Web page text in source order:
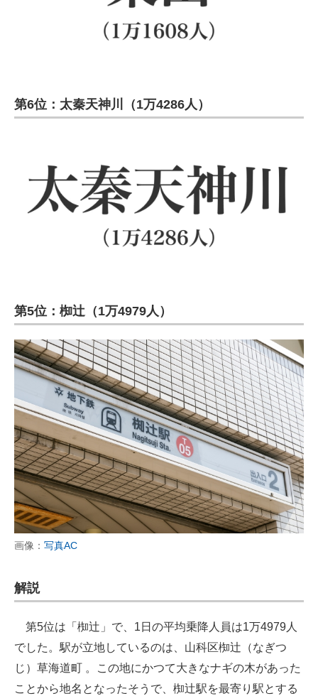
第6位：太秦天神川（1万4286人）
第5位：椥辻（1万4979人）
画像： 写真AC
解説
第5位は「椥辻」で、1日の平均乗降人員は1万4979人
でした。駅が立地しているのは、山科区椥辻（なぎつ
じ）草海道町 。この地にかつて大きなナギの木があった
ことから地名となったそうで、椥辻駅を最寄り駅とする